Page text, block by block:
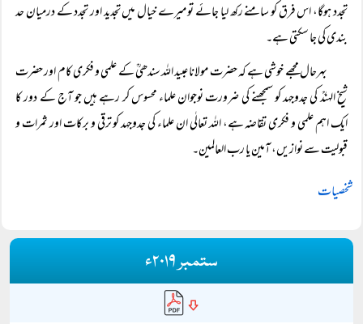
تجدد ہوگا، اس فرق کو سامنے رکھ لیا جائے تو میرے خیال میں تجدید اور تجدد کے درمیان حد
بندی کی جا سکتی ہے۔
بہرحال مجھے خوشی ہے کہ حضرت مولانا عبید اللہ سندھیؒ کے علمی و فکری کام اور حضرت
شیخ الہندؒ کی جدوجہد کو سمجھنے کی ضرورت نوجوان علماء محسوس کر رہے ہیں جو آج کے دور کا
ایک اہم علمی و فکری تقاضہ ہے، اللہ تعالٰی ان علماء کی جدوجہد کو ترقی و برکات اور ثمرات و
قبولیت سے نوازیں، آمین یا رب العالمین۔
شخصیات
ستمبر ۲۰۱۹ء